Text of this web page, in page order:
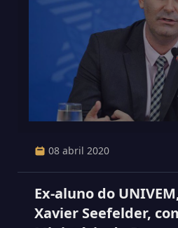
08 abril 2020
Ex-aluno do
Xavier Seefelder,